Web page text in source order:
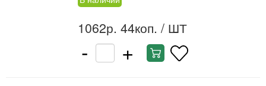
1062р. 44коп. / ШТ
- +